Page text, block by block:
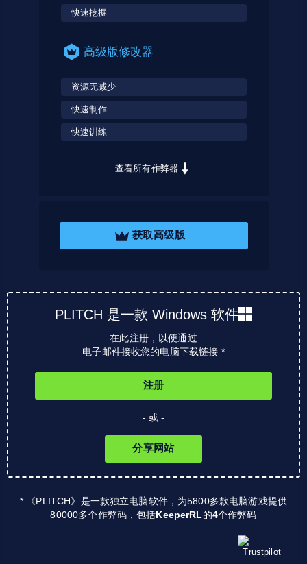
快速挖掘
高级版修改器
资源无减少
快速制作
快速训练
查看所有作弊器
获取高级版
PLITCH 是一款 Windows 软件
在此注册，以便通过
电子邮件接收您的电脑下载链接 *
注册
- 或 -
分享网站
* 《PLITCH》是一款独立电脑软件，为5800多款电脑游戏提供
80000多个作弊码，包括KeeperRL的4个作弊码